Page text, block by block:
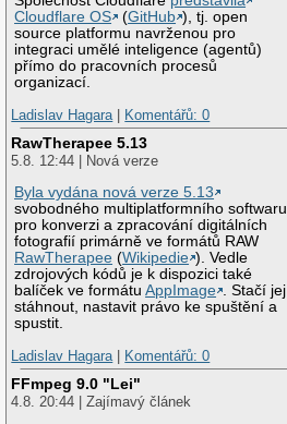
Cloudflare OS
(GitHub ), tj. open
source platformu navrženou pro
integraci umělé inteligence (agentů)
přímo do pracovních procesů
organizací.
Ladislav Hagara
Komentářů: 0
RawTherapee 5.13
5.8. 12:44 | Nová verze
Byla vydána nová verze 5.13
svobodného multiplatformního softwaru
pro konverzi a zpracování digitálních
fotografií primárně ve formátů RAW
RawTherapee (Wikipedie ). Vedle
zdrojových kódů je k dispozici také
balíček ve formátuAppImage . Stačí jej
stáhnout, nastavit právo ke spuštění a
spustit.
Ladislav Hagara
Komentářů: 0
FFmpeg 9.0 "Lei"
4.8. 20:44 | Zajímavý článek